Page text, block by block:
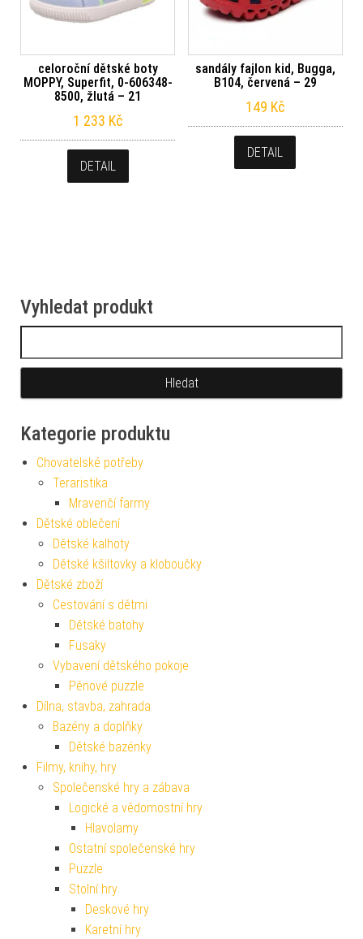
celoroční dětské boty
MOPPY, Superfit, 0-606348-
8500, žlutá – 21
1 233 Kč
DETAIL
sandály fajlon kid, Bugga,
B104, červená – 29
149 Kč
DETAIL
Vyhledat produkt
Kategorie produktu
Chovatelské potřeby
Teraristika
Mravenčí farmy
Dětské oblečení
Dětské kalhoty
Dětské kšiltovky a kloboučky
Dětské zboží
Cestování s dětmi
Dětské batohy
Fusaky
Vybavení dětského pokoje
Pěnové puzzle
Dílna, stavba, zahrada
Bazény a doplňky
Dětské bazénky
Filmy, knihy, hry
Společenské hry a zábava
Logické a vědomostní hry
Hlavolamy
Ostatní společenské hry
Puzzle
Stolní hry
Deskové hry
Karetní hry